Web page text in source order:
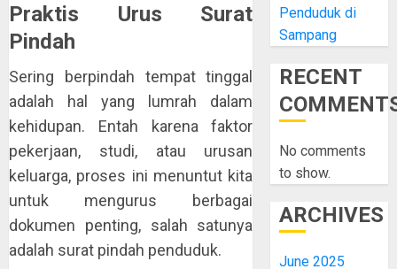
Praktis Urus Surat
Pindah
Sering berpindah tempat tinggal
adalah hal yang lumrah dalam
kehidupan. Entah karena faktor
pekerjaan, studi, atau urusan
keluarga, proses ini menuntut kita
untuk mengurus berbagai
dokumen penting, salah satunya
adalah surat pindah penduduk.
Penduduk di
Sampang
RECENT
No comments
to show.
ARCHIVES
June 2025